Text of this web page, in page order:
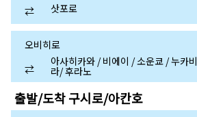
⇄
삿포로
오비히로
⇄
아사히카와 / 비에이 / 소운쿄 / 누카비
라/ 후라노
출발/도착구시로/아칸호